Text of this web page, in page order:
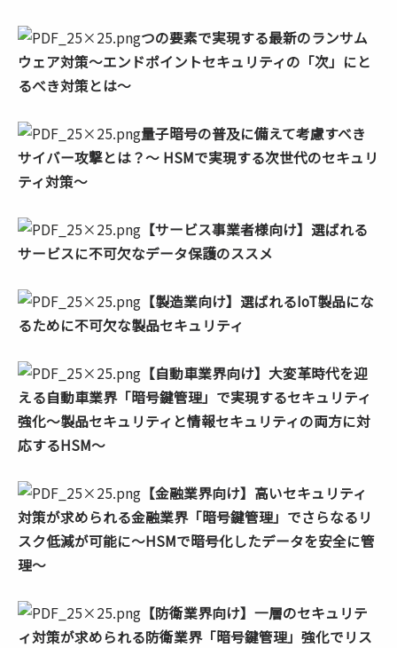
つの要素で実現する最新のランサム
ウェア対策～エンドポイントセキュリティの「次」にと
るべき対策とは～
量子暗号の普及に備えて考慮すべき
サイバー攻撃とは？～ HSMで実現する次世代のセキュリ
ティ対策～
【サービス事業者様向け】選ばれる
サービスに不可欠なデータ保護のススメ
【製造業向け】選ばれるIoT製品にな
るために不可欠な製品セキュリティ
【自動車業界向け】大変革時代を迎
える自動車業界「暗号鍵管理」で実現するセキュリティ
強化～製品セキュリティと情報セキュリティの両方に対
応するHSM～
【金融業界向け】高いセキュリティ
対策が求められる金融業界「暗号鍵管理」でさらなるリ
スク低減が可能に～HSMで暗号化したデータを安全に管
理～
【防衛業界向け】一層のセキュリテ
ィ対策が求められる防衛業界「暗号鍵管理」強化でリス